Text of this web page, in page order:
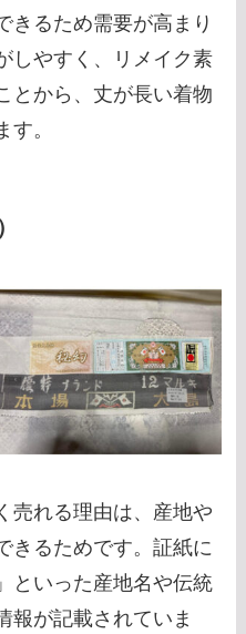
きるため需要が高まり
しやすく、リメイク素
とから、丈が長い着物
す。
売れる理由は、産地や
きるためです。証紙に
といった産地名や伝統
報が記載されていま